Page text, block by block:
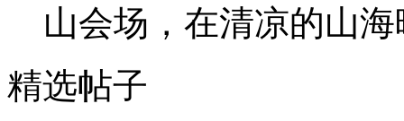
山会场，在清凉的山
精选帖子